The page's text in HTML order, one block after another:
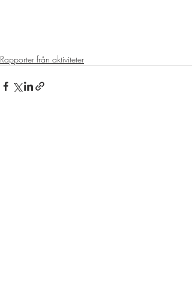
Rapporter från aktiviteter